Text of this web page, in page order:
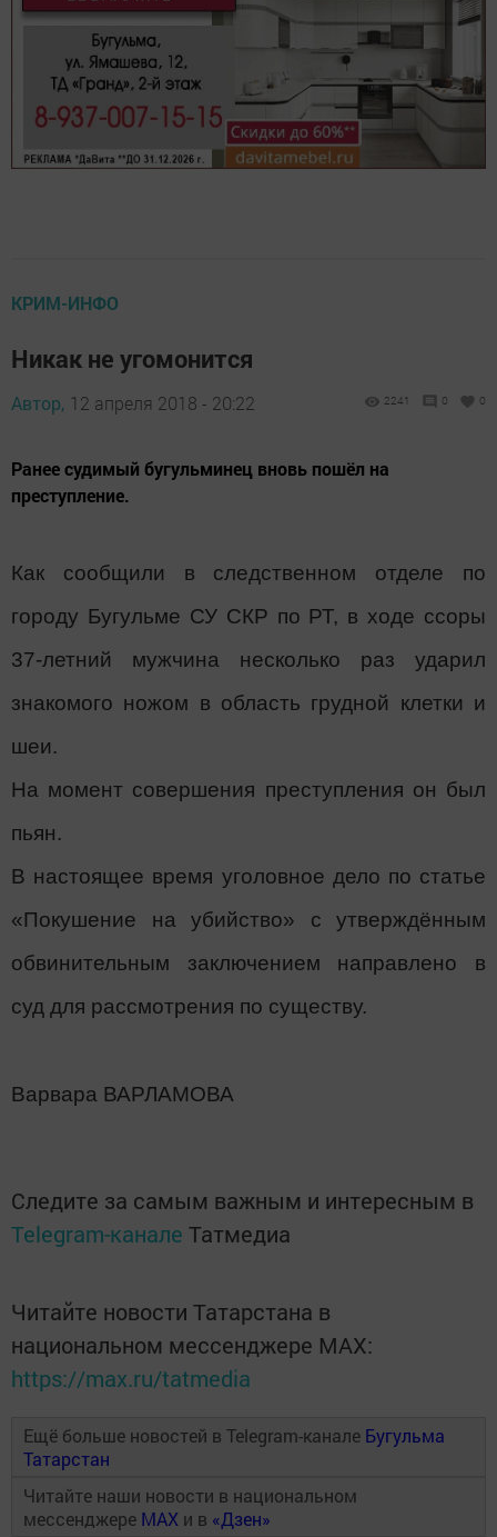
КРИМ-ИНФО
Никак не угомонится
Автор, 12 апреля 2018 - 20:22 2241 0 0
Ранее судимый бугульминец вновь пошёл на
преступление.
Как сообщили в следственном отделе по
городу Бугульме СУ СКР по РТ, в ходе ссоры
37-летний мужчина несколько раз ударил
знакомого ножом в область грудной клетки и
шеи.
На момент совершения преступления он был
пьян.
В настоящее время уголовное дело по статье
«Покушение на убийство» с утверждённым
обвинительным заключением направлено в
суд для рассмотрения по существу.
Варвара ВАРЛАМОВА
Следите за самым важным и интересным в
Telegram-канале Татмедиа
Читайте новости Татарстана в
национальном мессенджере MАХ:
https://max.ru/tatmedia
Ещё больше новостей в Telegram-канале Бугульма
Татарстан
Читайте наши новости в национальном
мессенджере MAX и в «Дзен»